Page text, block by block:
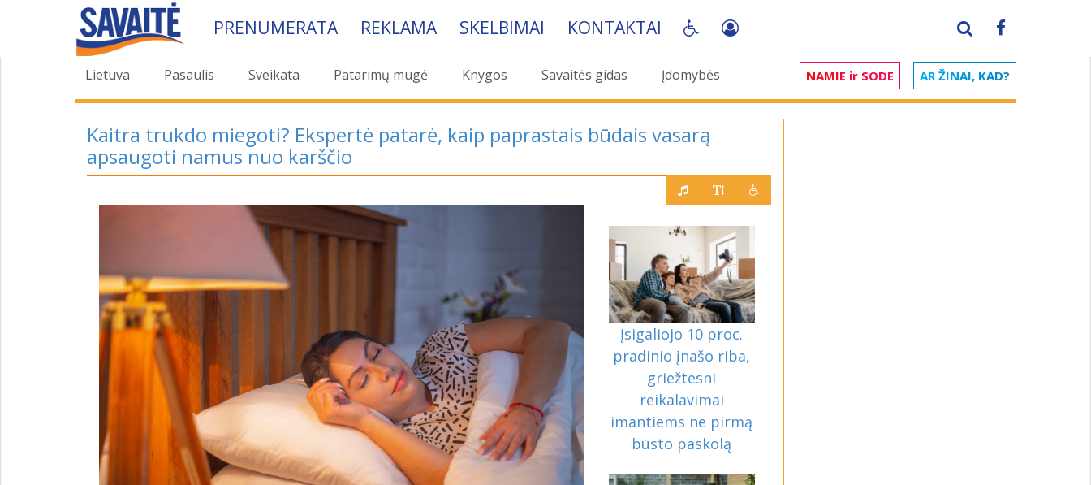
PRENUMERATA REKLAMA SKELBIMAI KONTAKTAI
Lietuva Pasaulis Sveikata Patarimų mugė Knygos Savaitės gidas Įdomybės NAMIE ir SODE AR ŽINAI, KAD?
Kaitra trukdo miegoti? Ekspertė patarė, kaip paprastais būdais vasarą
apsaugoti namus nuo karščio
Įsigaliojo 10 proc.
pradinio įnašo riba,
griežtesni
reikalavimai
imantiems ne pirmą
būsto paskolą